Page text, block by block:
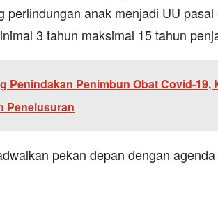
perlindungan anak menjadi UU
3 tahun maksimal 15 tahun
Penindakan Penimbun Obat Covid-19,
Penelusuran
pekan depan dengan